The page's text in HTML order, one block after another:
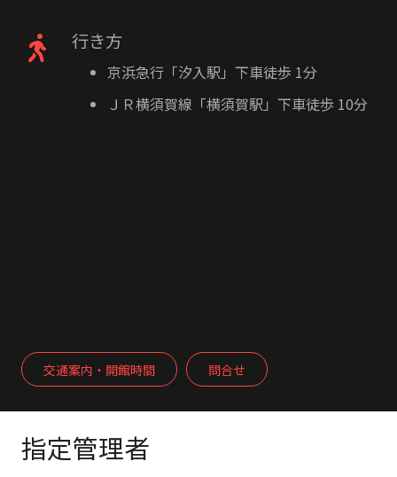
行き方
京浜急行「汐入駅」下車徒歩 1分
ＪＲ横須賀線「横須賀駅」下車徒歩 10分
交通案内・開館時間 問合せ
指定管理者